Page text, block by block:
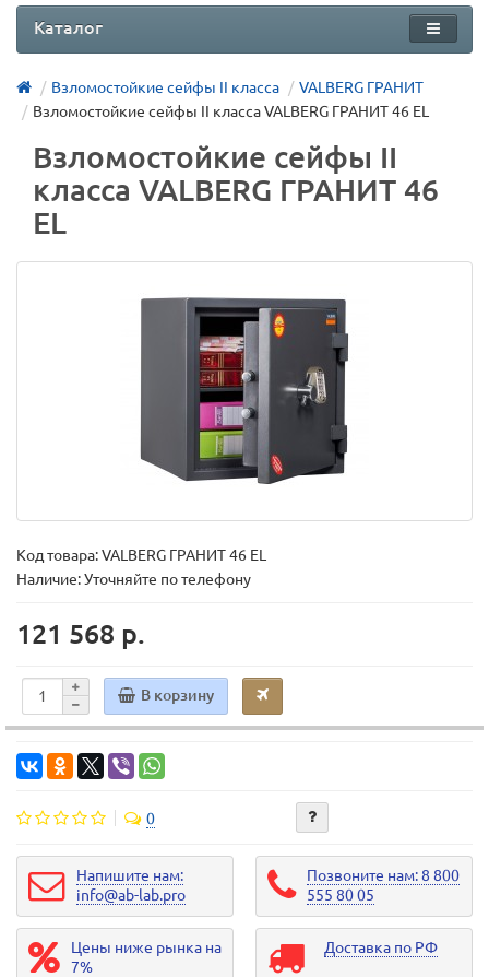
Каталог
Взломостойкие сейфы II класса
VALBERG ГРАНИТ
Взломостойкие сейфы II класса VALBERG ГРАНИТ 46 EL
Взломостойкие сейфы II
класса VALBERG ГРАНИТ 46
EL
Код товара:VALBERG ГРАНИТ 46 EL
Наличие: Уточняйте по телефону
121 568 р.
В корзину
0
Напишите нам:
info@ab-lab.pro
Позвоните нам: 8 800
555 80 05
Цены ниже рынка на
7%
Доставка по РФ